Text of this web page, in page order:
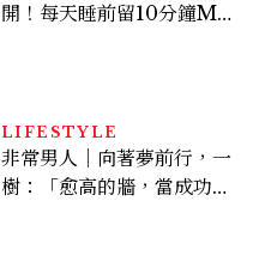
開！每天睡前留10分鐘ME
LIFESTYLE
非常男人｜向著夢前行，一
樹：「愈高的牆，當成功爬